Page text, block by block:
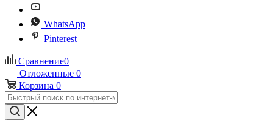
WhatsApp
Pinterest
Сравнение0
Отложенные 0
Корзина 0